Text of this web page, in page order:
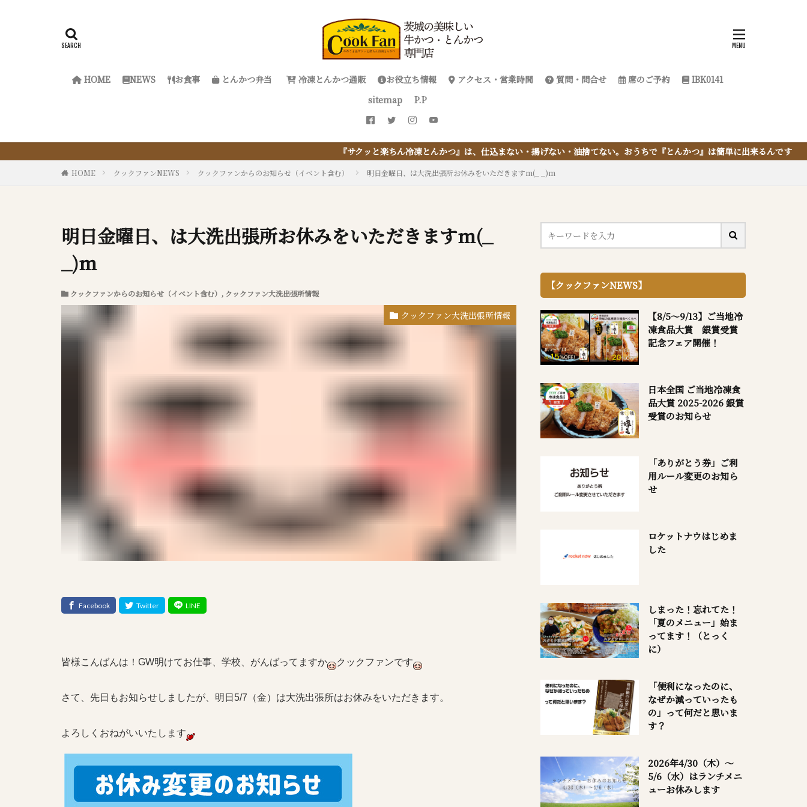
HOME NEWS お食事 とんかつ弁当 冷凍とんかつ通販 お役立ち情報 アクセス・営業時間 質問・問合せ 席のご予約
IBK0141
sitemap
P.P
『サクッと楽ちん冷凍とんかつ』は、仕込まない・揚げない・油捨てない。おうちで『とんかつ』は簡単に出来るんです
HOME クックファンNEWS クックファンからのお知らせ（イベント含む） 明日金曜日、は大洗出張所お休みをいただきますm(_ _)m
明日金曜日、は大洗出張所お休みをいただきますm(_
_)m
クックファンからのお知らせ（イベント含む） , クックファン大洗出張所情報
クックファン大洗出張所情報
皆様こんばんは！GW明けてお仕事、学校、がんばってますか クックファンです
さて、先日もお知らせしましたが、明日5/7（金）は大洗出張所はお休みをいただきます。
よろしくおねがいいたします
【クックファンNEWS】
【8/5～9/13】ご当地冷
凍食品大賞 銀賞受賞
記念フェア開催！
日本全国 ご当地冷凍食
品大賞 2025-2026 銀賞
受賞のお知らせ
「ありがとう券」ご利
用ルール変更のお知ら
せ
ロケットナウはじめま
した
しまった！忘れてた！
「夏のメニュー」始ま
ってます！（とっく
に）
「便利になったのに、
なぜか減っていったも
の」って何だと思いま
す？
2026年4/30（木）～
5/6（水）はランチメニ
ューお休みします